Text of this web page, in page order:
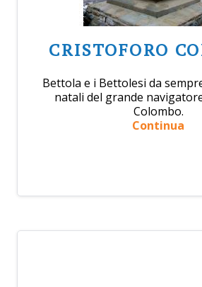
CRISTOFORO
Bettola e i Bettolesi da
natali del grande
Colombo.
Continua